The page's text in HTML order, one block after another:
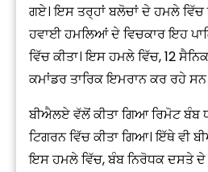
ਗਏ। ਇਸ ਤਰ੍ਹਾਂ ਬਲੋਚਾਂ ਦੇ ਹਮਲੇ
ਹਵਾਈ ਹਮਲਿਆਂ ਦੇ ਵਿਚਕਾਰ ਇਹ
ਵਿੱਚ ਕੀਤਾ। ਇਸ ਹਮਲੇ ਵਿੱਚ, 12
ਕਮਾਂਡਰ ਤਾਰਿਕ ਇਮਰਾਨ ਕਰ ਰਹੇ
ਬੀਐਲਏ ਵੱਲੋਂ ਕੀਤਾ ਗਿਆ ਰਿਮੋਟ ਬੰਬ
ਟਿਗਰਨ ਵਿੱਚ ਕੀਤਾ ਗਿਆ। ਇੱਥੇ ਵੀ
ਇਸ ਹਮਲੇ ਵਿੱਚ, ਬੰਬ ਨਿਰੋਧਕ ਦਸਤੇ ਦੇ